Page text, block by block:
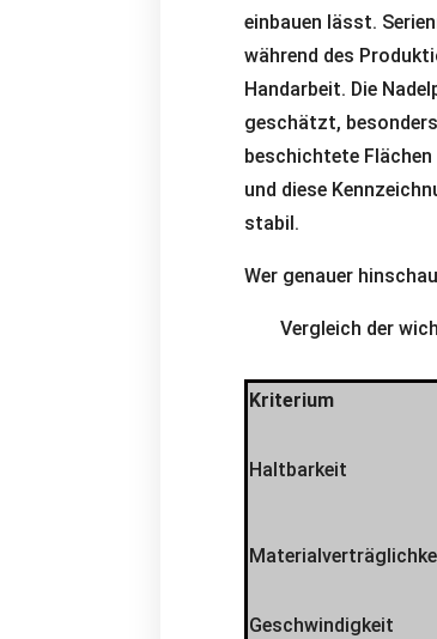
einbauen lässt.
während des
Handarbeit. Die
geschätzt,
beschichtete
und diese
stabil.
Wer genauer
Vergleich der
Kriterium
Haltbarkeit
Geschwindigkeit